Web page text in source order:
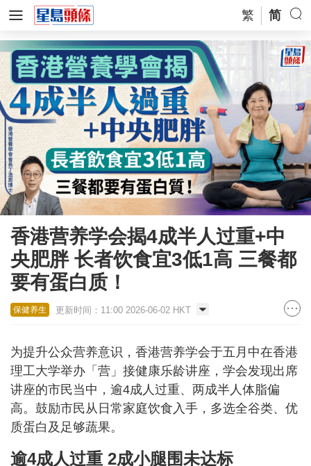
繁 简
香港营养学会揭4成半人过重+中
央肥胖 长者饮食宜3低1高 三餐都
要有蛋白质！​
保健养生 更新时间：11:00 2026-06-02 HKT
为提升公众营养意识，香港营养学会于五月中在香港
理工大学举办「营」接健康乐龄讲座，学会发现出席
讲座的市民当中，逾4成人过重、两成半人体脂偏
高。鼓励市民从日常家庭饮食入手，多选全谷类、优
质蛋白及足够蔬果。
逾4成人过重 2成小腿围未达标